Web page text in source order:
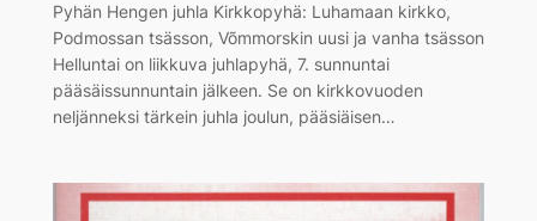
Pyhän Hengen juhla Kirkkopyhä: Luhamaan kirkko,
Podmossan tsässon, Võmmorskin uusi ja vanha tsässon
Helluntai on liikkuva juhlapyhä, 7. sunnuntai
pääsäissunnuntain jälkeen. Se on kirkkovuoden
neljänneksi tärkein juhla joulun, pääsiäisen…